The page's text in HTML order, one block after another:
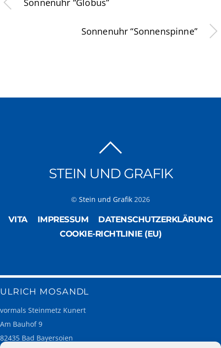
Sonnenuhr “Globus”
Sonnenuhr “Sonnenspinne”
STEIN UND GRAFIK
© Stein und Grafik 2026
VITA IMPRESSUM
DATENSCHUTZERKLÄRUNG
COOKIE-RICHTLINIE (EU)
ULRICH MOSANDL
vormals Steinmetz Kunert
Am Bauhof 9
82435 Bad Bayersoien